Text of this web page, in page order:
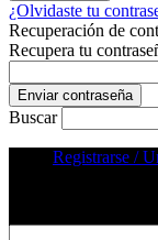
¿Olvidaste tu
Recuperación de
Recupera tu
Buscar
Registrarse /